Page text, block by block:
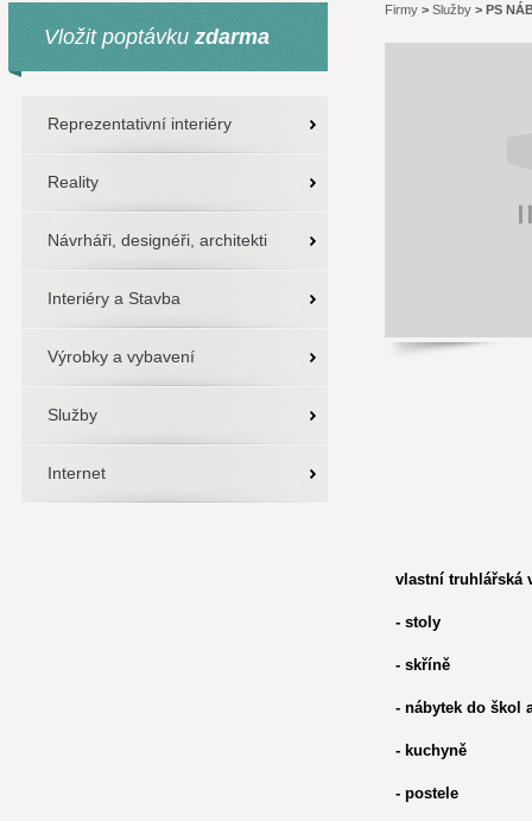
Vložit poptávku zdarma
Reprezentativní interiéry
Reality
Návrháři, designéři, architekti
Interiéry a Stavba
Výrobky a vybavení
Služby
Internet
Firmy > Služby > PS
vlastní truhlářská
- stoly
- skříně
- nábytek do škol
- kuchyně
- postele